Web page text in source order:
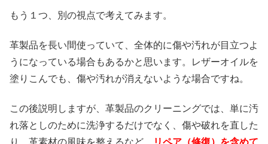
もう１つ、別の視点で考えてみます。
革製品を長い間使っていて、全体的に傷や汚れが目立つよ
うになっている場合もあるかと思います。レザーオイルを
塗りこんでも、傷や汚れが消えないような場合ですね。
この後説明しますが、革製品のクリーニングでは、単に汚
れ落としのために洗浄するだけでなく、傷や破れを直した